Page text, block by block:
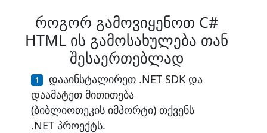
როგორ გამოვიყენოთ C#
HTML ის გამოსახულება თან
შესაერთებლად
დააინსტალირეთ .NET SDK და
დაამატეთ მითითება
(ბიბლიოთეკის იმპორტი) თქვენს
.NET პროექტს.